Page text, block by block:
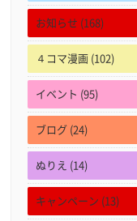
お知らせ (168)
４コマ漫画 (102)
イベント (95)
ブログ (24)
ぬりえ (14)
キャンペーン (13)